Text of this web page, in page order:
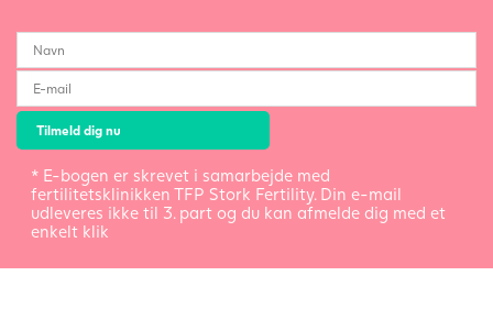
* E-bogen er skrevet i samarbejde med
fertilitetsklinikken TFP Stork Fertility. Din e-mail
udleveres ikke til 3. part og du kan afmelde dig med et
enkelt klik